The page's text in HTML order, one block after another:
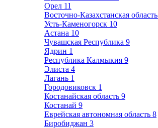
Орел 11
Восточно-Казахстанская область
Усть-Каменогорск 10
Астана 10
Чувашская Республика 9
Ядрин 1
Республика Калмыкия 9
Элиста 4
Лагань 1
Городовиковск 1
Костанайская область 9
Костанай 9
Еврейская автономная область 8
Биробиджан 3